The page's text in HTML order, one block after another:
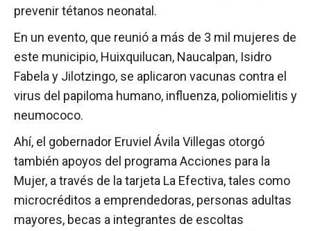
prevenir tétanos neonatal.
En un evento, que reunió a más de 3 mil mujeres de
este municipio, Huixquilucan, Naucalpan, Isidro
Fabela y Jilotzingo, se aplicaron vacunas contra el
virus del papiloma humano, influenza, poliomielitis y
neumococo.
Ahí, el gobernador Eruviel Ávila Villegas otorgó
también apoyos del programa Acciones para la
Mujer, a través de la tarjeta La Efectiva, tales como
microcréditos a emprendedoras, personas adultas
mayores, becas a integrantes de escoltas